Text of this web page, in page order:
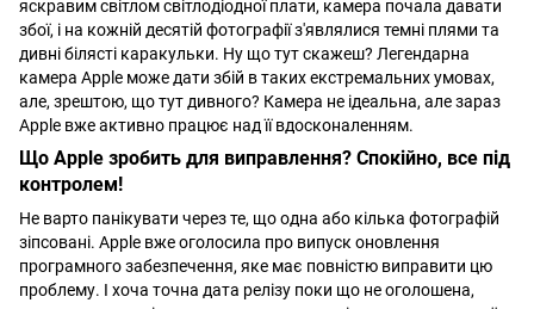
яскравим світлом світлодіодної плати, камера почала давати
збої, і на кожній десятій фотографії з'являлися темні плями та
дивні білясті каракульки. Ну що тут скажеш? Легендарна
камера Apple може дати збій в таких екстремальних умовах,
але, зрештою, що тут дивного? Камера не ідеальна, але зараз
Apple вже активно працює над її вдосконаленням.
Що Apple зробить для виправлення? Спокійно, все під
контролем!
Не варто панікувати через те, що одна або кілька фотографій
зіпсовані. Apple вже оголосила про випуск оновлення
програмного забезпечення, яке має повністю виправити цю
проблему. І хоча точна дата релізу поки що не оголошена,